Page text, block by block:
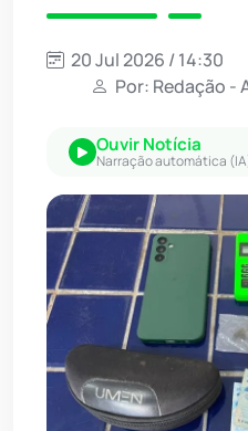
20 Jul 2026 / 14:30
Por: Redação -
Ouvir Notícia
Narração automática